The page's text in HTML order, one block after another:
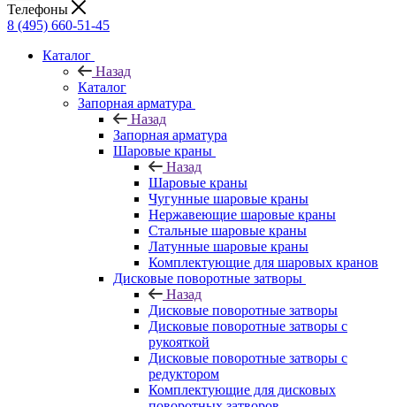
Телефоны
8 (495) 660-51-45
Каталог
Назад
Каталог
Запорная арматура
Назад
Запорная арматура
Шаровые краны
Назад
Шаровые краны
Чугунные шаровые краны
Нержавеющие шаровые краны
Стальные шаровые краны
Латунные шаровые краны
Комплектующие для шаровых кранов
Дисковые поворотные затворы
Назад
Дисковые поворотные затворы
Дисковые поворотные затворы с
рукояткой
Дисковые поворотные затворы с
редуктором
Комплектующие для дисковых